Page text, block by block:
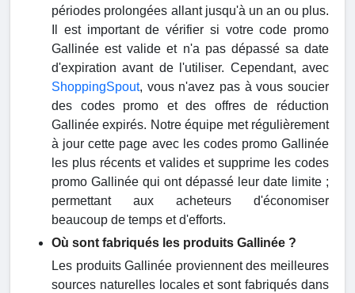
périodes prolongées allant jusqu'à un an ou plus.
Il est important de vérifier si votre code promo
Gallinée est valide et n'a pas dépassé sa date
d'expiration avant de l'utiliser. Cependant, avec
ShoppingSpout, vous n'avez pas à vous soucier
des codes promo et des offres de réduction
Gallinée expirés. Notre équipe met régulièrement
à jour cette page avec les codes promo Gallinée
les plus récents et valides et supprime les codes
promo Gallinée qui ont dépassé leur date limite ;
permettant aux acheteurs d'économiser
beaucoup de temps et d'efforts.
Où sont fabriqués les produits Gallinée ?
Les produits Gallinée proviennent des meilleures
sources naturelles locales et sont fabriqués dans